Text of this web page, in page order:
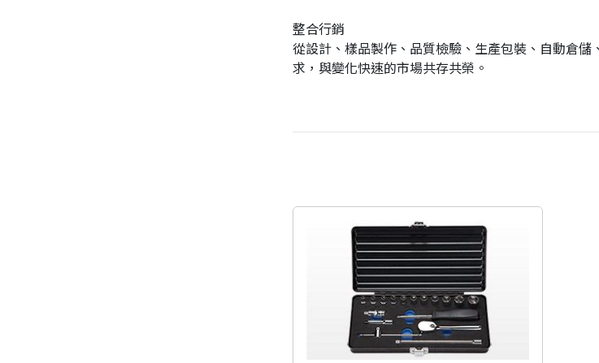
整合行銷
從設計、樣品製作、品質檢驗、生產包裝、自動倉
求，與變化快速的市場共存共榮。